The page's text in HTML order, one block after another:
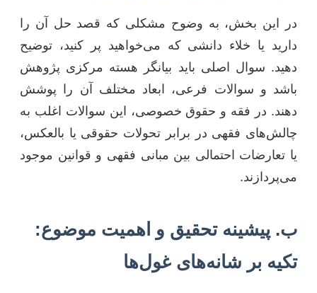
در این بخش، به وضوح مشکلی که قصد حل آن را
دارید یا خلاء دانشی که می‌خواهید پر کنید، توضیح
دهید. سوال اصلی باید بیانگر هسته مرکزی پژوهش
باشد و سوالات فرعی، ابعاد مختلف آن را پوشش
دهند. در فقه و حقوق خصوصی، این سوالات اغلب به
چالش‌های فقهی در برابر تحولات حقوقی یا بالعکس،
یا تعارضات احتمالی بین مبانی فقهی و قوانین موجود
می‌پردازند.
ب. پیشینه تحقیق و اهمیت موضوع:
تکیه بر شانه‌های غول‌ها